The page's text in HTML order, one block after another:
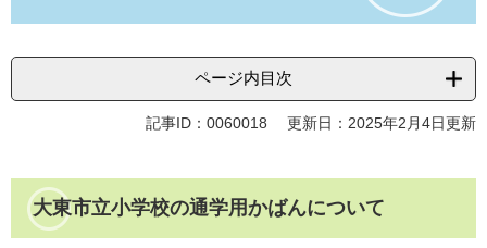
へ
ページ内目次
記事ID：0060018 更新日：2025年2月4日更新
大東市立小学校の通学用かばんについて